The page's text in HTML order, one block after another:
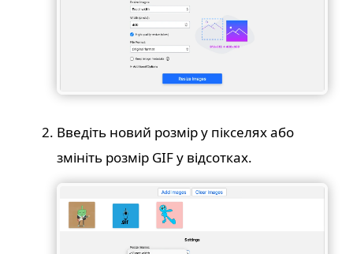
Введіть новий розмір у пікселях або
змініть розмір GIF у відсотках.